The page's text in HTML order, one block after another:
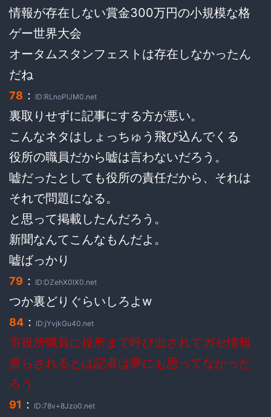
情報が存在しない賞金300万円の小規模な格
ゲー世界大会
オータムスタンフェストは存在しなかったん
だね
78 ： ID:RLnoPlJM0.net
裏取りせずに記事にする方が悪い。
こんなネタはしょっちゅう飛び込んでくる
役所の職員だから嘘は言わないだろう。
嘘だったとしても役所の責任だから、それは
それで問題になる。
と思って掲載したんだろう。
新聞なんてこんなもんだよ。
嘘ばっかり
79 ： ID:DZehX0lX0.net
つか裏どりぐらいしろよw
84 ： ID:jYvjkGu40.net
市役所職員に役所まで呼び出されてガセ情報
握らされるとは記者は夢にも思ってなかった
ろう
91 ： ID:78v+8Jzo0.net